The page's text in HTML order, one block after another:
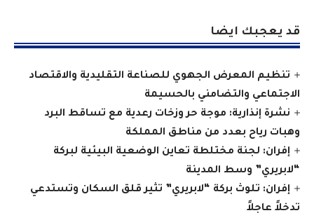
قد يعجبك ايضا
تنظيم المعرض الجهوي للصناعة التقليدية والاقتصاد
الاجتماعي والتضامني بالحسيمة
نشرة إنذارية: موجة حر وزخات رعدية مع تساقط البرد
وهبات رياح بعدد من مناطق المملكة
إفران: لجنة مختلطة تعاين الوضعية البيئية لبركة
“لابريري” وسط المدينة
إفران: تلوث بركة “لابريري” تثير قلق السكان وتستدعي
تدخلاً عاجلاً